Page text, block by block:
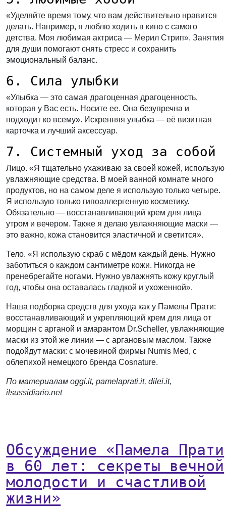
«Уделяйте время тому, что вам действительно нравится
делать. Например, я люблю ходить в кино с самого
детства. Моя любимая актриса — Мерил Стрип». Занятия
для души помогают снять стресс и сохранить
эмоциональный баланс.
6. Сила улыбки
«Улыбка — это самая драгоценная драгоценность,
которая у Вас есть. Носите ее. Она безупречна и
подходит ко всему». Искренняя улыбка — её визитная
карточка и лучший аксессуар.
7. Системный уход за собой
Лицо. «Я тщательно ухаживаю за своей кожей, использую
увлажняющие средства. В моей ванной комнате много
продуктов, но на самом деле я использую только четыре.
Я использую только гипоаллергенную косметику.
Обязательно — восстанавливающий крем для лица
утром и вечером. Также я делаю увлажняющие маски —
это важно, кожа становится эластичной и светится».
Тело. «Я использую скраб с мёдом каждый день. Нужно
заботиться о каждом сантиметре кожи. Никогда не
пренебрегайте ногами. Нужно увлажнять кожу круглый
год, чтобы она оставалась гладкой и ухоженной».
Наша подборка средств для ухода как у Памелы Прати:
восстанавливающий и укрепляющий крем для лица от
морщин с арганой и амарантом Dr.Scheller, увлажняющие
маски из этой же линии — с аргановым маслом. Также
подойдут маски: с мочевиной фирмы Numis Med, с
облепихой немецкого бренда Cosnature.
По материалам oggi.it, pamelaprati.it, dilei.it,
ilsussidiario.net
Обсуждение «Памела Прати
в 60 лет: секреты вечной
молодости и счастливой
жизни»